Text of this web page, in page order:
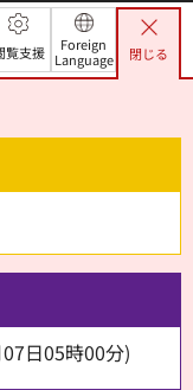
覧支援
Foreign
Language
閉じる
日05時00分)